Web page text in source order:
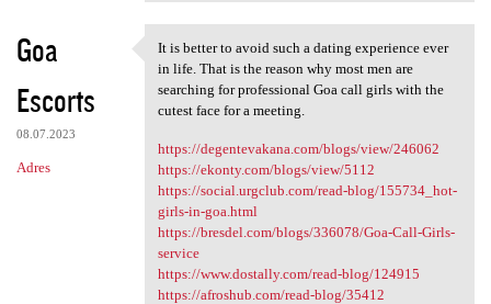
Goa
Escorts
08.07.2023
Adres
It is better to avoid such a
It is better to avoid such a dating experience ever
in life. That is the reason why most men are
searching for professional Goa call girls with the
cutest face for a meeting.
https://degentevakana.com/blogs/view/246062
https://ekonty.com/blogs/view/5112
https://social.urgclub.com/read-blog/155734_hot-
girls-in-goa.html
https://bresdel.com/blogs/336078/Goa-Call-Girls-
service
https://www.dostally.com/read-blog/124915
https://afroshub.com/read-blog/35412